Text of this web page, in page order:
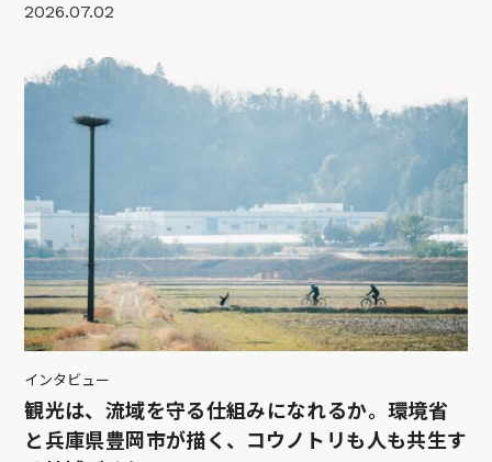
2026.07.02
インタビュー
観光は、流域を守る仕組みになれるか。環境省
と兵庫県豊岡市が描く、コウノトリも人も共生す